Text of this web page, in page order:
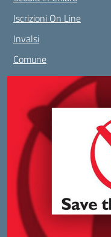
Iscrizioni On Line
Invalsi
Comune